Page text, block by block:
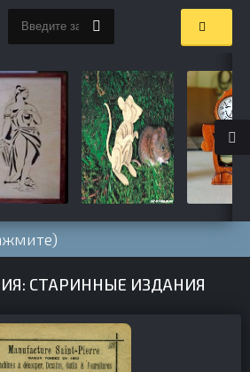
СТАРИННЫЕ ИЗДАНИЯ